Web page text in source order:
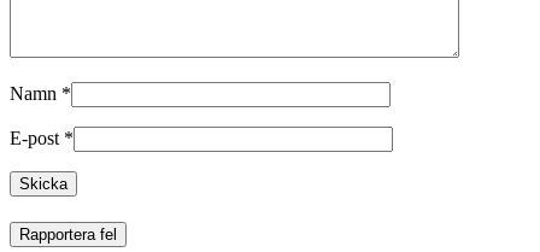
Namn *
E-post *
Rapportera fel